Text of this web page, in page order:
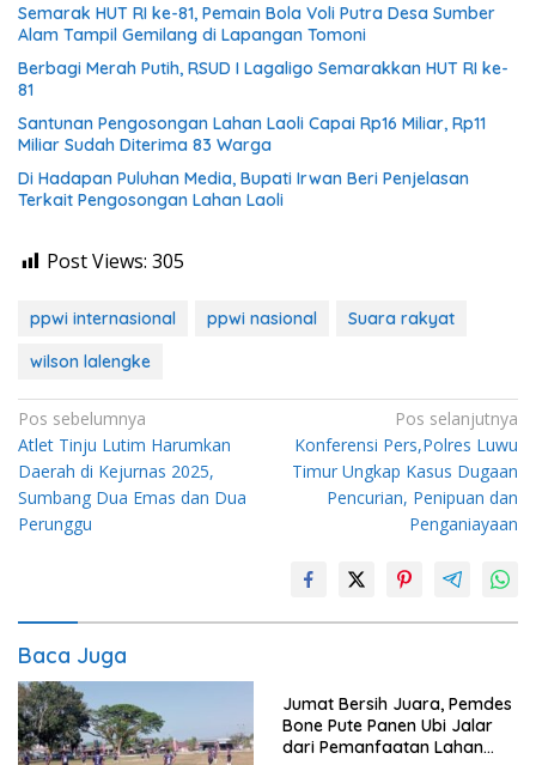
Semarak HUT RI ke-81, Pemain Bola Voli Putra Desa Sumber
Alam Tampil Gemilang di Lapangan Tomoni
Berbagi Merah Putih, RSUD I Lagaligo Semarakkan HUT RI ke-
81
Santunan Pengosongan Lahan Laoli Capai Rp16 Miliar, Rp11
Miliar Sudah Diterima 83 Warga
Di Hadapan Puluhan Media, Bupati Irwan Beri Penjelasan
Terkait Pengosongan Lahan Laoli
Post Views: 305
ppwi internasional ppwi nasional
Suara rakyat
wilson lalengke
Navigasi
pos
Pos sebelumnya
Atlet Tinju Lutim Harumkan
Daerah di Kejurnas 2025,
Sumbang Dua Emas dan Dua
Perunggu
Pos selanjutnya
Konferensi Pers,Polres Luwu
Timur Ungkap Kasus Dugaan
Pencurian, Penipuan dan
Penganiayaan
Baca Juga
Jumat Bersih Juara, Pemdes
Bone Pute Panen Ubi Jalar
dari Pemanfaatan Lahan